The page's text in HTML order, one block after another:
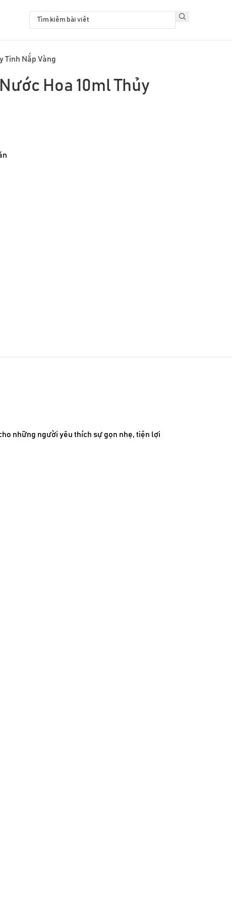
Tinh Nắp Vàng
Hoa 10ml Thủy
những người yêu thích sự gọn nhẹ, tiện lợi